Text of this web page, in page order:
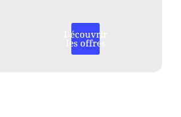
Découvrir
les offres